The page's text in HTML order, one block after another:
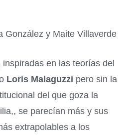
en las teorías del
Loris Malaguzzi pero sin la
del que goza la
se parecían más y sus
extrapolables a los